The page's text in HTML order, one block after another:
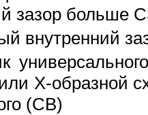
зазор больше
внутренний
Х-образной
(CB)